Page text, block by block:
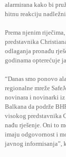
alarmirana kako bi
hitnu reakciju
Prema njenim
predstavnika
odlaganja pronađu
godinama opterećuje
“Danas smo ponovo
regionalne mreže
novinara i novinarki iz
Balkana da podrže
visokog predstavnika
nađu rješenje. Oni to
imaju odgovornost i
javnog informisanja”,